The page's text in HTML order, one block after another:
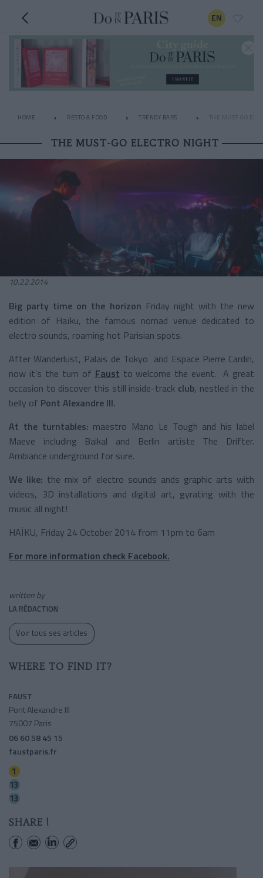
EN
HOME RESTO & FOOD TRENDY BARS THE MUST-GO
THE MUST-GO ELECTRO NIGHT
10.22.2014
Big party time on the horizon Friday night with the new
edition of Haïku, the famous nomad venue dedicated to
electro sounds, roaming hot Parisian spots.
After Wanderlust, Palais de Tokyo and Espace Pierre Cardin,
now it’s the turn of Faust to welcome the event. A great
occasion to discover this still inside-track club, nestled in the
belly of Pont Alexandre III.
At the turntables: maestro Mano Le Tough and his label
Maeve including Baikal and Berlin artiste The Drifter.
Ambiance underground for sure.
We like: the mix of electro sounds ands graphic arts with
videos, 3D installations and digital art, gyrating with the
music all night!
HAÏKU, Friday 24 October 2014 from 11pm to 6am
For more information check Facebook.
written by
LA RÉDACTION
Voir tous ses articles
WHERE TO FIND IT?
FAUST
Pont Alexandre III
75007 Paris
06 60 58 45 15
faustparis.fr
SHARE !